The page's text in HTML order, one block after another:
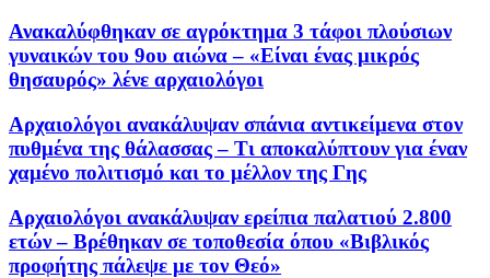
Ανακαλύφθηκαν σε αγρόκτημα 3 τάφοι πλούσιων
γυναικών του 9ου αιώνα – «Είναι ένας μικρός
θησαυρός» λένε αρχαιολόγοι
Αρχαιολόγοι ανακάλυψαν σπάνια αντικείμενα στον
πυθμένα της θάλασσας – Τι αποκαλύπτουν για έναν
χαμένο πολιτισμό και το μέλλον της Γης
Αρχαιολόγοι ανακάλυψαν ερείπια παλατιού 2.800
ετών – Βρέθηκαν σε τοποθεσία όπου «Βιβλικός
προφήτης πάλεψε με τον Θεό»